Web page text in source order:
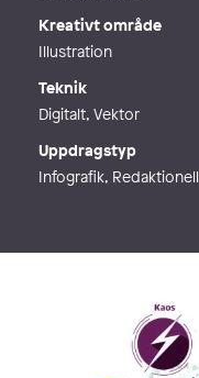
Kreativt område
Illustration
Teknik
Digitalt, Vektor
Uppdragstyp
Infografik,